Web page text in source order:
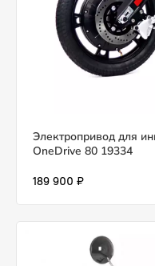
Электропривод для
OneDrive 80 19334
189 900 ₽